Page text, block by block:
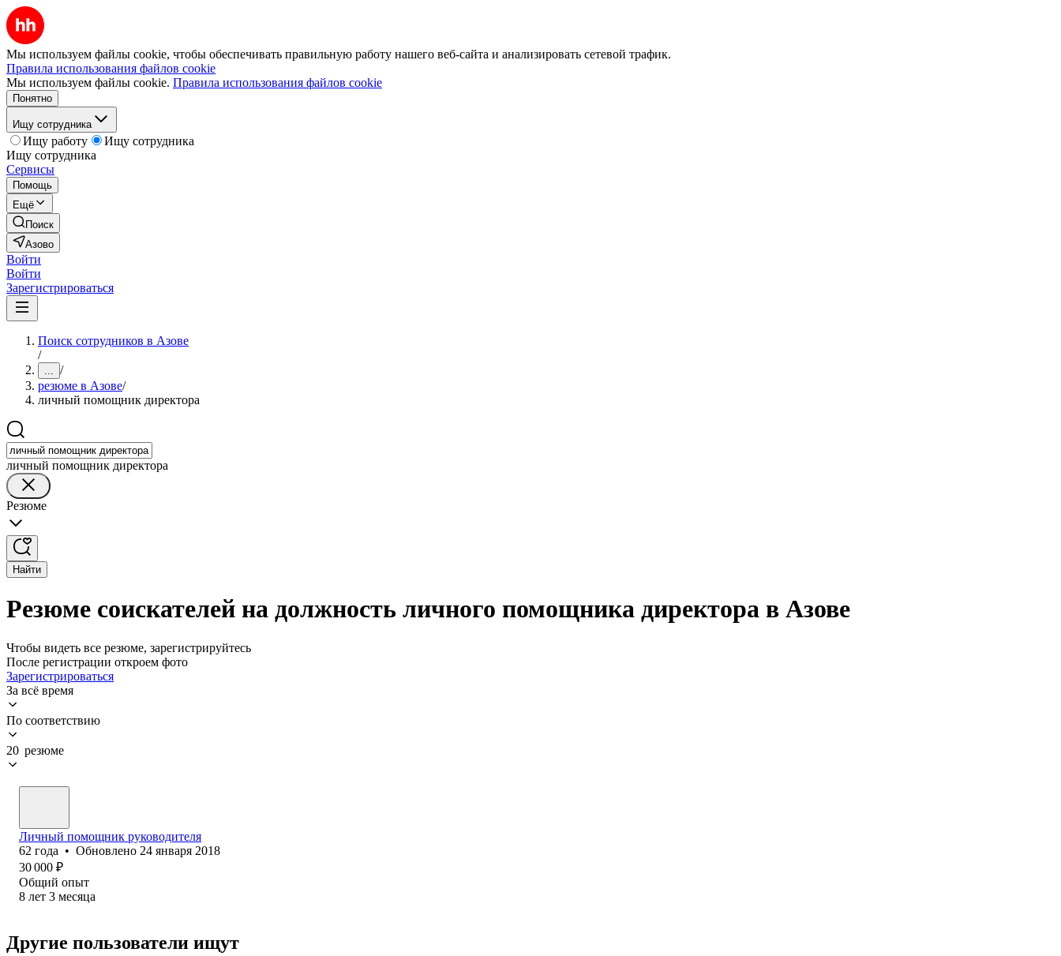
Мы используем файлы cookie, чтобы обеспечивать правильную работу нашего веб-сайта и анализировать сетевой трафик.
Правила использования файлов cookie
Мы используем файлы cookie. Правила использования файлов cookie
Понятно
Ищу сотрудника
Ищу работу
Ищу сотрудника
Ищу сотрудника
Сервисы
Помощь
Ещё
Поиск
Азово
Войти
Войти
Зарегистрироваться
Поиск сотрудников в Азове
/
... /
резюме в Азове/
личный помощник директора
личный помощник директора
Резюме
Найти
Резюме соискателей на должность личного помощника директора в Азове
Чтобы видеть все резюме, зарегистрируйтесь
После регистрации откроем фото
Зарегистрироваться
За всё время
По соответствию
20 резюме
Личный помощник руководителя
62 года • Обновлено 24 января 2018
30 000 ₽
Общий опыт
8 лет 3 месяца
Другие пользователи ищут